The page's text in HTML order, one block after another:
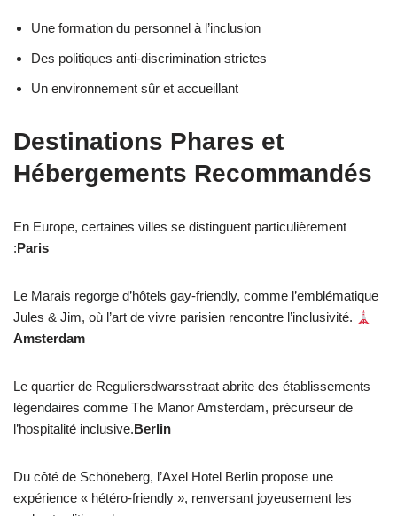
Une formation du personnel à l’inclusion
Des politiques anti-discrimination strictes
Un environnement sûr et accueillant
Destinations Phares et
Hébergements Recommandés
En Europe, certaines villes se distinguent particulièrement
: Paris
Le Marais regorge d’hôtels gay-friendly, comme l’emblématique
Jules & Jim, où l’art de vivre parisien rencontre l’inclusivité.
Amsterdam
Le quartier de Reguliersdwarsstraat abrite des établissements
légendaires comme The Manor Amsterdam, précurseur de
l’hospitalité inclusive. Berlin
Du côté de Schöneberg, l’Axel Hotel Berlin propose une
expérience « hétéro-friendly », renversant joyeusement les